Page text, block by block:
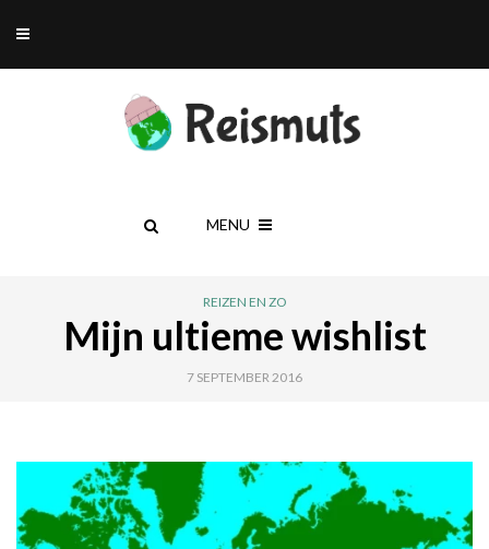
MENU
REIZEN EN ZO
Mijn ultieme wishlist
7 SEPTEMBER 2016